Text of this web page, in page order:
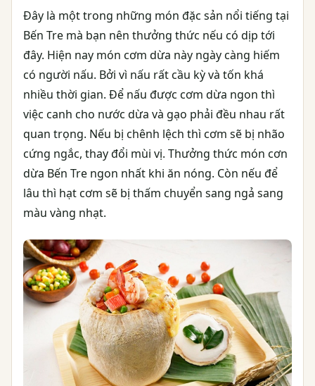
Đây là một trong những món đặc sản nổi tiếng tại
Bến Tre mà bạn nên thưởng thức nếu có dịp tới
đây. Hiện nay món cơm dừa này ngày càng hiếm
có người nấu. Bởi vì nấu rất cầu kỳ và tốn khá
nhiều thời gian. Để nấu được cơm dừa ngon thì
việc canh cho nước dừa và gạo phải đều nhau rất
quan trọng. Nếu bị chênh lệch thì cơm sẽ bị nhão
cứng ngắc, thay đổi mùi vị. Thưởng thức món cơn
dừa Bến Tre ngon nhất khi ăn nóng. Còn nếu để
lâu thì hạt cơm sẽ bị thấm chuyển sang ngả sang
màu vàng nhạt.